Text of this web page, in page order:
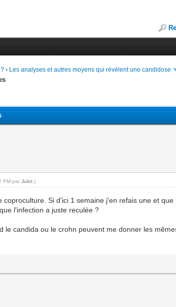
› Les analyses et autres moyens qui révèlent une candidose
PM parJulot .)
Si d'ici 1 semaine j'en refais une et
l'infection a juste reculée ?
le candida ou le crohn peuvent me donner les